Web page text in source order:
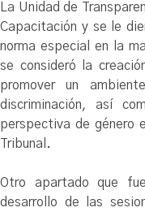
La Unidad de
Capacitación y se le
norma especial en la
se consideró la
promover un
discriminación, así
perspectiva de género
Tribunal.
Otro apartado que
desarrollo de las